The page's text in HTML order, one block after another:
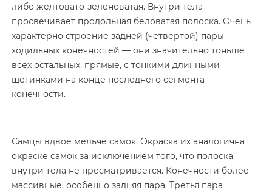
либо желтовато-зеленоватая. Внутри тела
просвечивает продольная беловатая полоска. Очень
характерно строение задней (четвертой) пары
ходильных конечностей — они значительно тоньше
всех остальных, прямые, с тонкими длинными
щетинками на конце последнего сегмента
конечности.
Самцы вдвое мельче самок. Окраска их аналогична
окраске самок за исключением того, что полоска
внутри тела не просматривается. Конечности более
массивные, особенно задняя пара. Третья пара